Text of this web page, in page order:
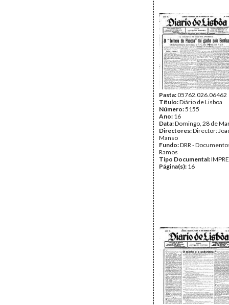
Pasta:05762.026.06462
Título:Diário de Lisboa
Número:5155
Ano: 16
Data:Domingo, 28 de
Directores:Director:
Manso
Fundo:DRR -
Ramos
Tipo Documental:
Página(s): 16